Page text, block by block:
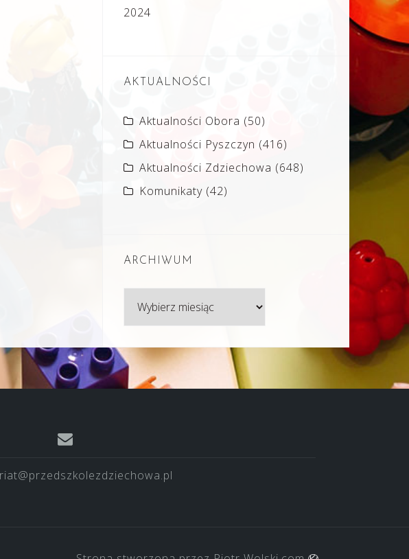
2024
AKTUALNOŚCI
Aktualności Obora (50)
Aktualności Pyszczyn (416)
Aktualności Zdziechowa (648)
Komunikaty (42)
ARCHIWUM